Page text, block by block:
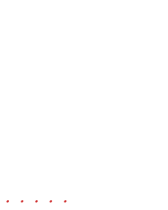
・・・・